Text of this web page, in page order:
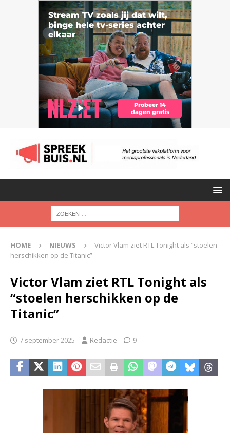
HOME NIEUWS
Victor Vlam ziet RTL Tonight als “stoelen
herschikken op de Titanic”
Victor Vlam ziet RTL Tonight als
“stoelen herschikken op de
Titanic”
7 september 2025 Redactie 9